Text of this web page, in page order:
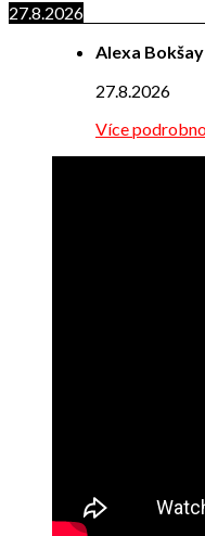
27.8.2026
Alexa
27.8.2026
Více